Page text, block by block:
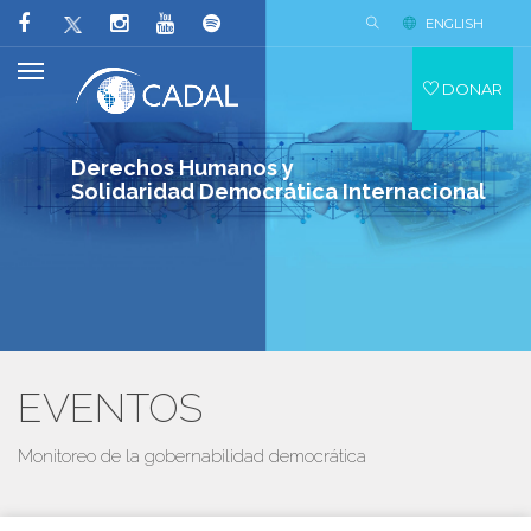
Derechos Humanos y
Solidaridad Democrática Internacional
ENGLISH
DONAR
EVENTOS
Monitoreo de la gobernabilidad democrática